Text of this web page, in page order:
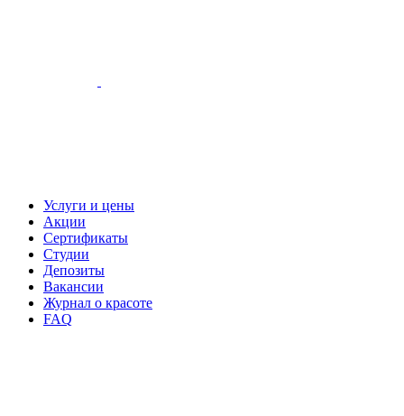
Услуги и цены
Акции
Сертификаты
Студии
Депозиты
Вакансии
Журнал о красоте
FAQ